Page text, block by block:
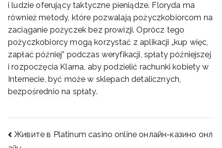
i ludzie oferujący taktyczne pieniądze. Floryda ma
również metody, które pozwalają pożyczkobiorcom na
zaciąganie pożyczek bez prowizji. Oprócz tego
pożyczkobiorcy mogą korzystać z aplikacji „kup więc,
zapłać później” podczas weryfikacji, spłaty późniejszej
i rozpoczęcia Klarna, aby podzielić rachunki kobiety w
Internecie, być może w sklepach detalicznych,
bezpośrednio na spłaty.
Живите в Platinum casino online онлайн-казино онл